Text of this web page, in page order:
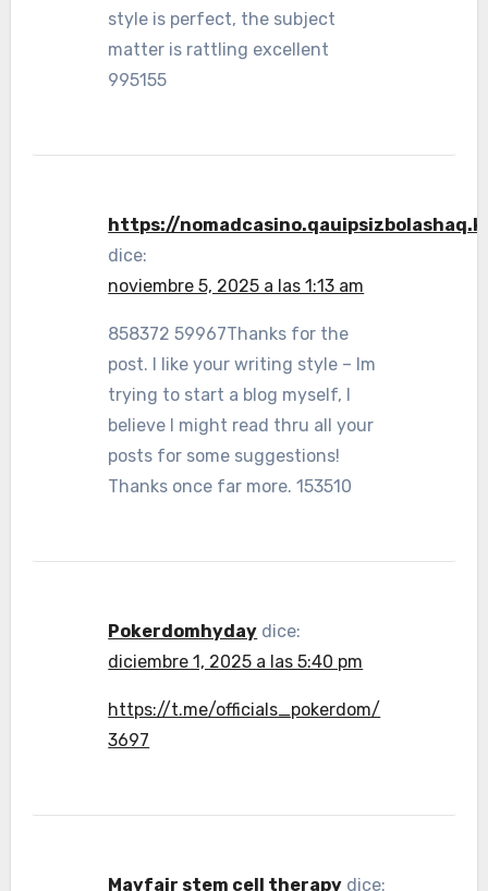
style is perfect, the subject
matter is rattling excellent
995155
https://
dice:
noviembre 5, 2025 a las 1:13 am
858372 59967Thanks for the
post. I like your writing style – Im
trying to start a blog myself, I
believe I might read thru all your
posts for some suggestions!
Thanks once far more. 153510
Pokerdomhyday dice:
diciembre 1, 2025 a las 5:40 pm
https://t.me/officials_pokerdom/
3697
Mayfair stem cell therapy dice: